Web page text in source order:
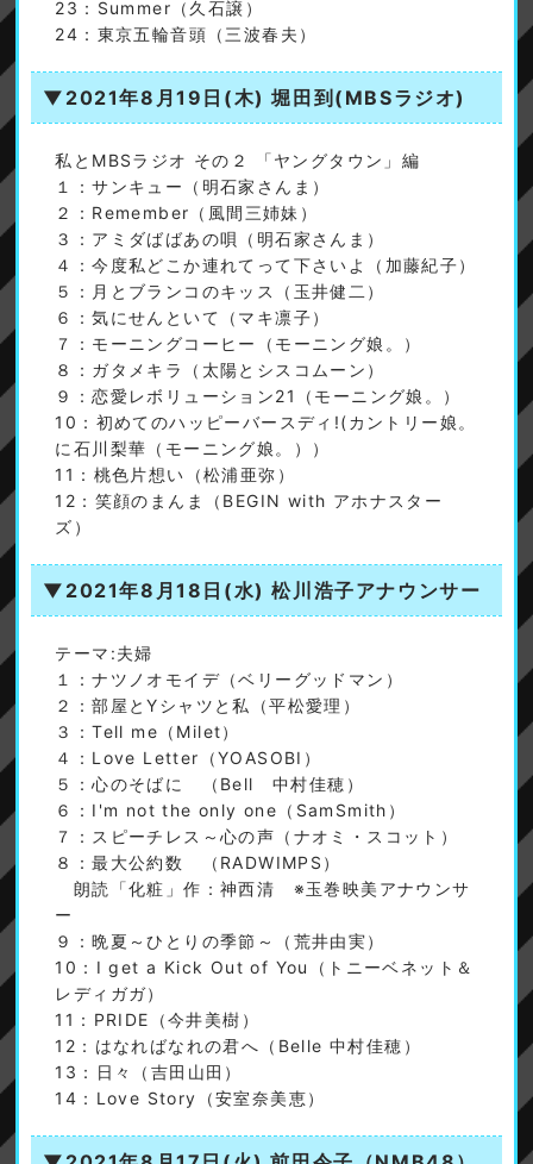
23：Summer（久石譲）
24：東京五輪音頭（三波春夫）
▼2021年8月19日(木) 堀田到(MBSラジオ)
私とMBSラジオ その２ 「ヤングタウン」編
１：サンキュー（明石家さんま）
２：Remember（風間三姉妹）
３：アミダばばあの唄（明石家さんま）
４：今度私どこか連れてって下さいよ（加藤紀子）
５：月とブランコのキッス（玉井健二）
６：気にせんといて（マキ凛子）
７：モーニングコーヒー（モーニング娘。）
８：ガタメキラ（太陽とシスコムーン）
９：恋愛レボリューション21（モーニング娘。）
10：初めてのハッピーバースディ!(カントリー娘。
に石川梨華（モーニング娘。））
11：桃色片想い（松浦亜弥）
12：笑顔のまんま（BEGIN with アホナスター
ズ）
▼2021年8月18日(水) 松川浩子アナウンサー
テーマ:夫婦
１：ナツノオモイデ（ベリーグッドマン）
２：部屋とYシャツと私（平松愛理）
３：Tell me（Milet）
４：Love Letter（YOASOBI）
５：心のそばに （Bell 中村佳穂）
６：I'm not the only one（SamSmith）
７：スピーチレス～心の声（ナオミ・スコット）
８：最大公約数 （RADWIMPS）
朗読「化粧」作：神西清 ※玉巻映美アナウンサ
ー
９：晩夏～ひとりの季節～（荒井由実）
10：I get a Kick Out of You（トニーベネット＆
レディガガ）
11：PRIDE（今井美樹）
12：はなればなれの君へ（Belle 中村佳穂）
13：日々（吉田山田）
14：Love Story（安室奈美恵）